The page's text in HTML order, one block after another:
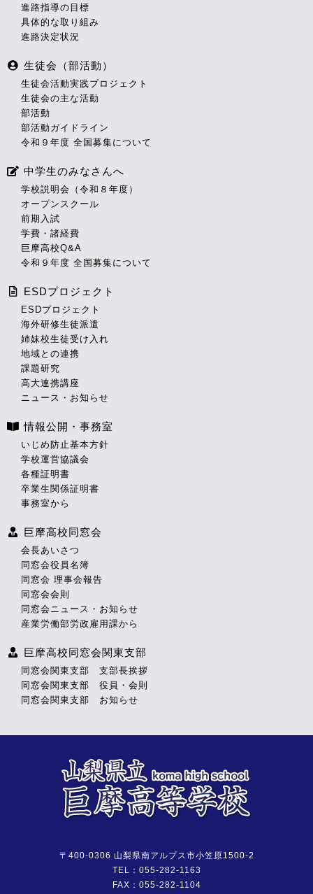
進路指導の目標
具体的な取り組み
進路決定状況
生徒会（部活動）
生徒会活動実践プロジェクト
生徒会の主な活動
部活動
部活動ガイドライン
令和９年度 全国募集について
中学生のみなさんへ
学校説明会（令和８年度）
オープンスクール
前期入試
学費・諸経費
巨摩高校Q&A
令和９年度 全国募集について
ESDプロジェクト
ESDプロジェクト
海外研修生徒派遣
姉妹校生徒受け入れ
地域との連携
課題研究
高大連携講座
ニュース・お知らせ
情報公開・事務室
いじめ防止基本方針
学校運営協議会
各種証明書
卒業生関係証明書
事務室から
巨摩高校同窓会
会長あいさつ
同窓会役員名簿
同窓会 理事会報告
同窓会会則
同窓会ニュース・お知らせ
産業労働部労政雇用課から
巨摩高校同窓会関東支部
同窓会関東支部 支部長挨拶
同窓会関東支部 役員・会則
同窓会関東支部 お知らせ
〒400-0306 山梨県南アルプス市小笠原1500-2
TEL：055-282-1163
FAX：055-282-1104